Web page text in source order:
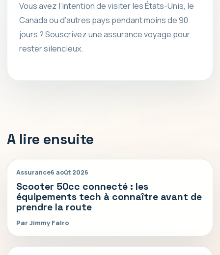
Vous avez l’intention de visiter les États-Unis, le
Canada ou d’autres pays pendant moins de 90
jours ? Souscrivez une assurance voyage pour
rester silencieux.
A lire ensuite
Assurance6 août 2026
Scooter 50cc connecté : les
équipements tech à connaître avant de
prendre la route
Par Jimmy Falro